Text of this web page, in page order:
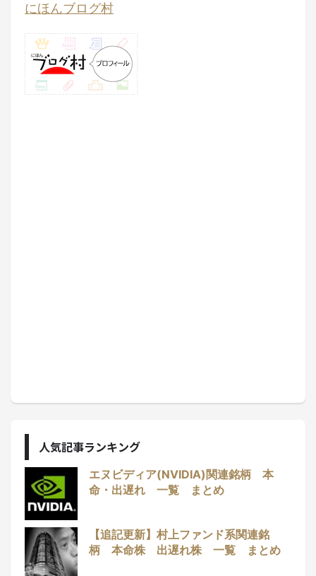
にほんブログ村
人気記事ランキング
エヌビディア(NVIDIA)関連銘柄 本
命・出遅れ 一覧 まとめ
【追記更新】村上ファンド系関連銘
柄 本命株 出遅れ株 一覧 まとめ